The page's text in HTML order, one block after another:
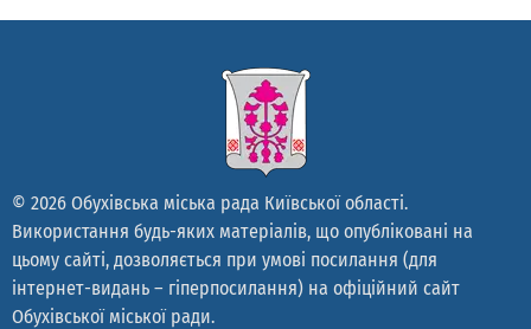
© 2026 Обухівська міська рада Київської області.
Використання будь-яких матеріалів, що опубліковані на
цьому сайті, дозволяється при умові посилання (для
інтернет-видань – гіперпосилання) на офіційний сайт
Обухівської міської ради.